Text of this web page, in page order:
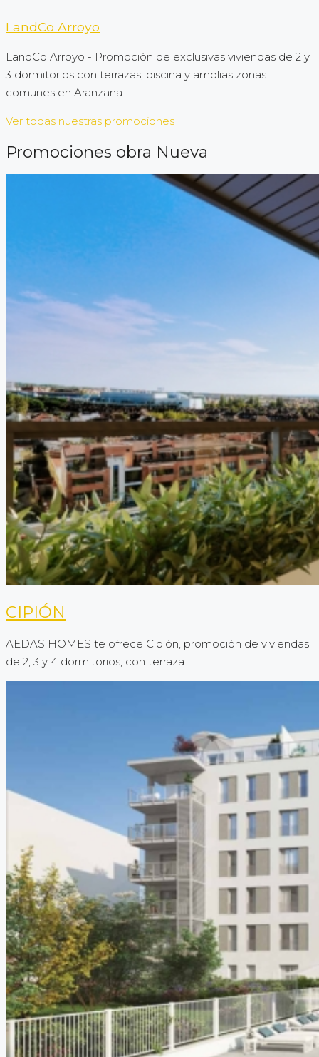
LandCo Arroyo
LandCo Arroyo - Promoción de exclusivas viviendas de 2 y
3 dormitorios con terrazas, piscina y amplias zonas
comunes en Aranzana.
Ver todas nuestras promociones
Promociones obra Nueva
CIPIÓN
AEDAS HOMES te ofrece Cipión, promoción de viviendas
de 2, 3 y 4 dormitorios, con terraza.